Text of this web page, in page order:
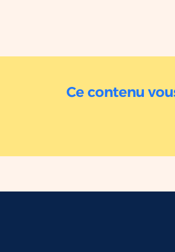
Ce contenu